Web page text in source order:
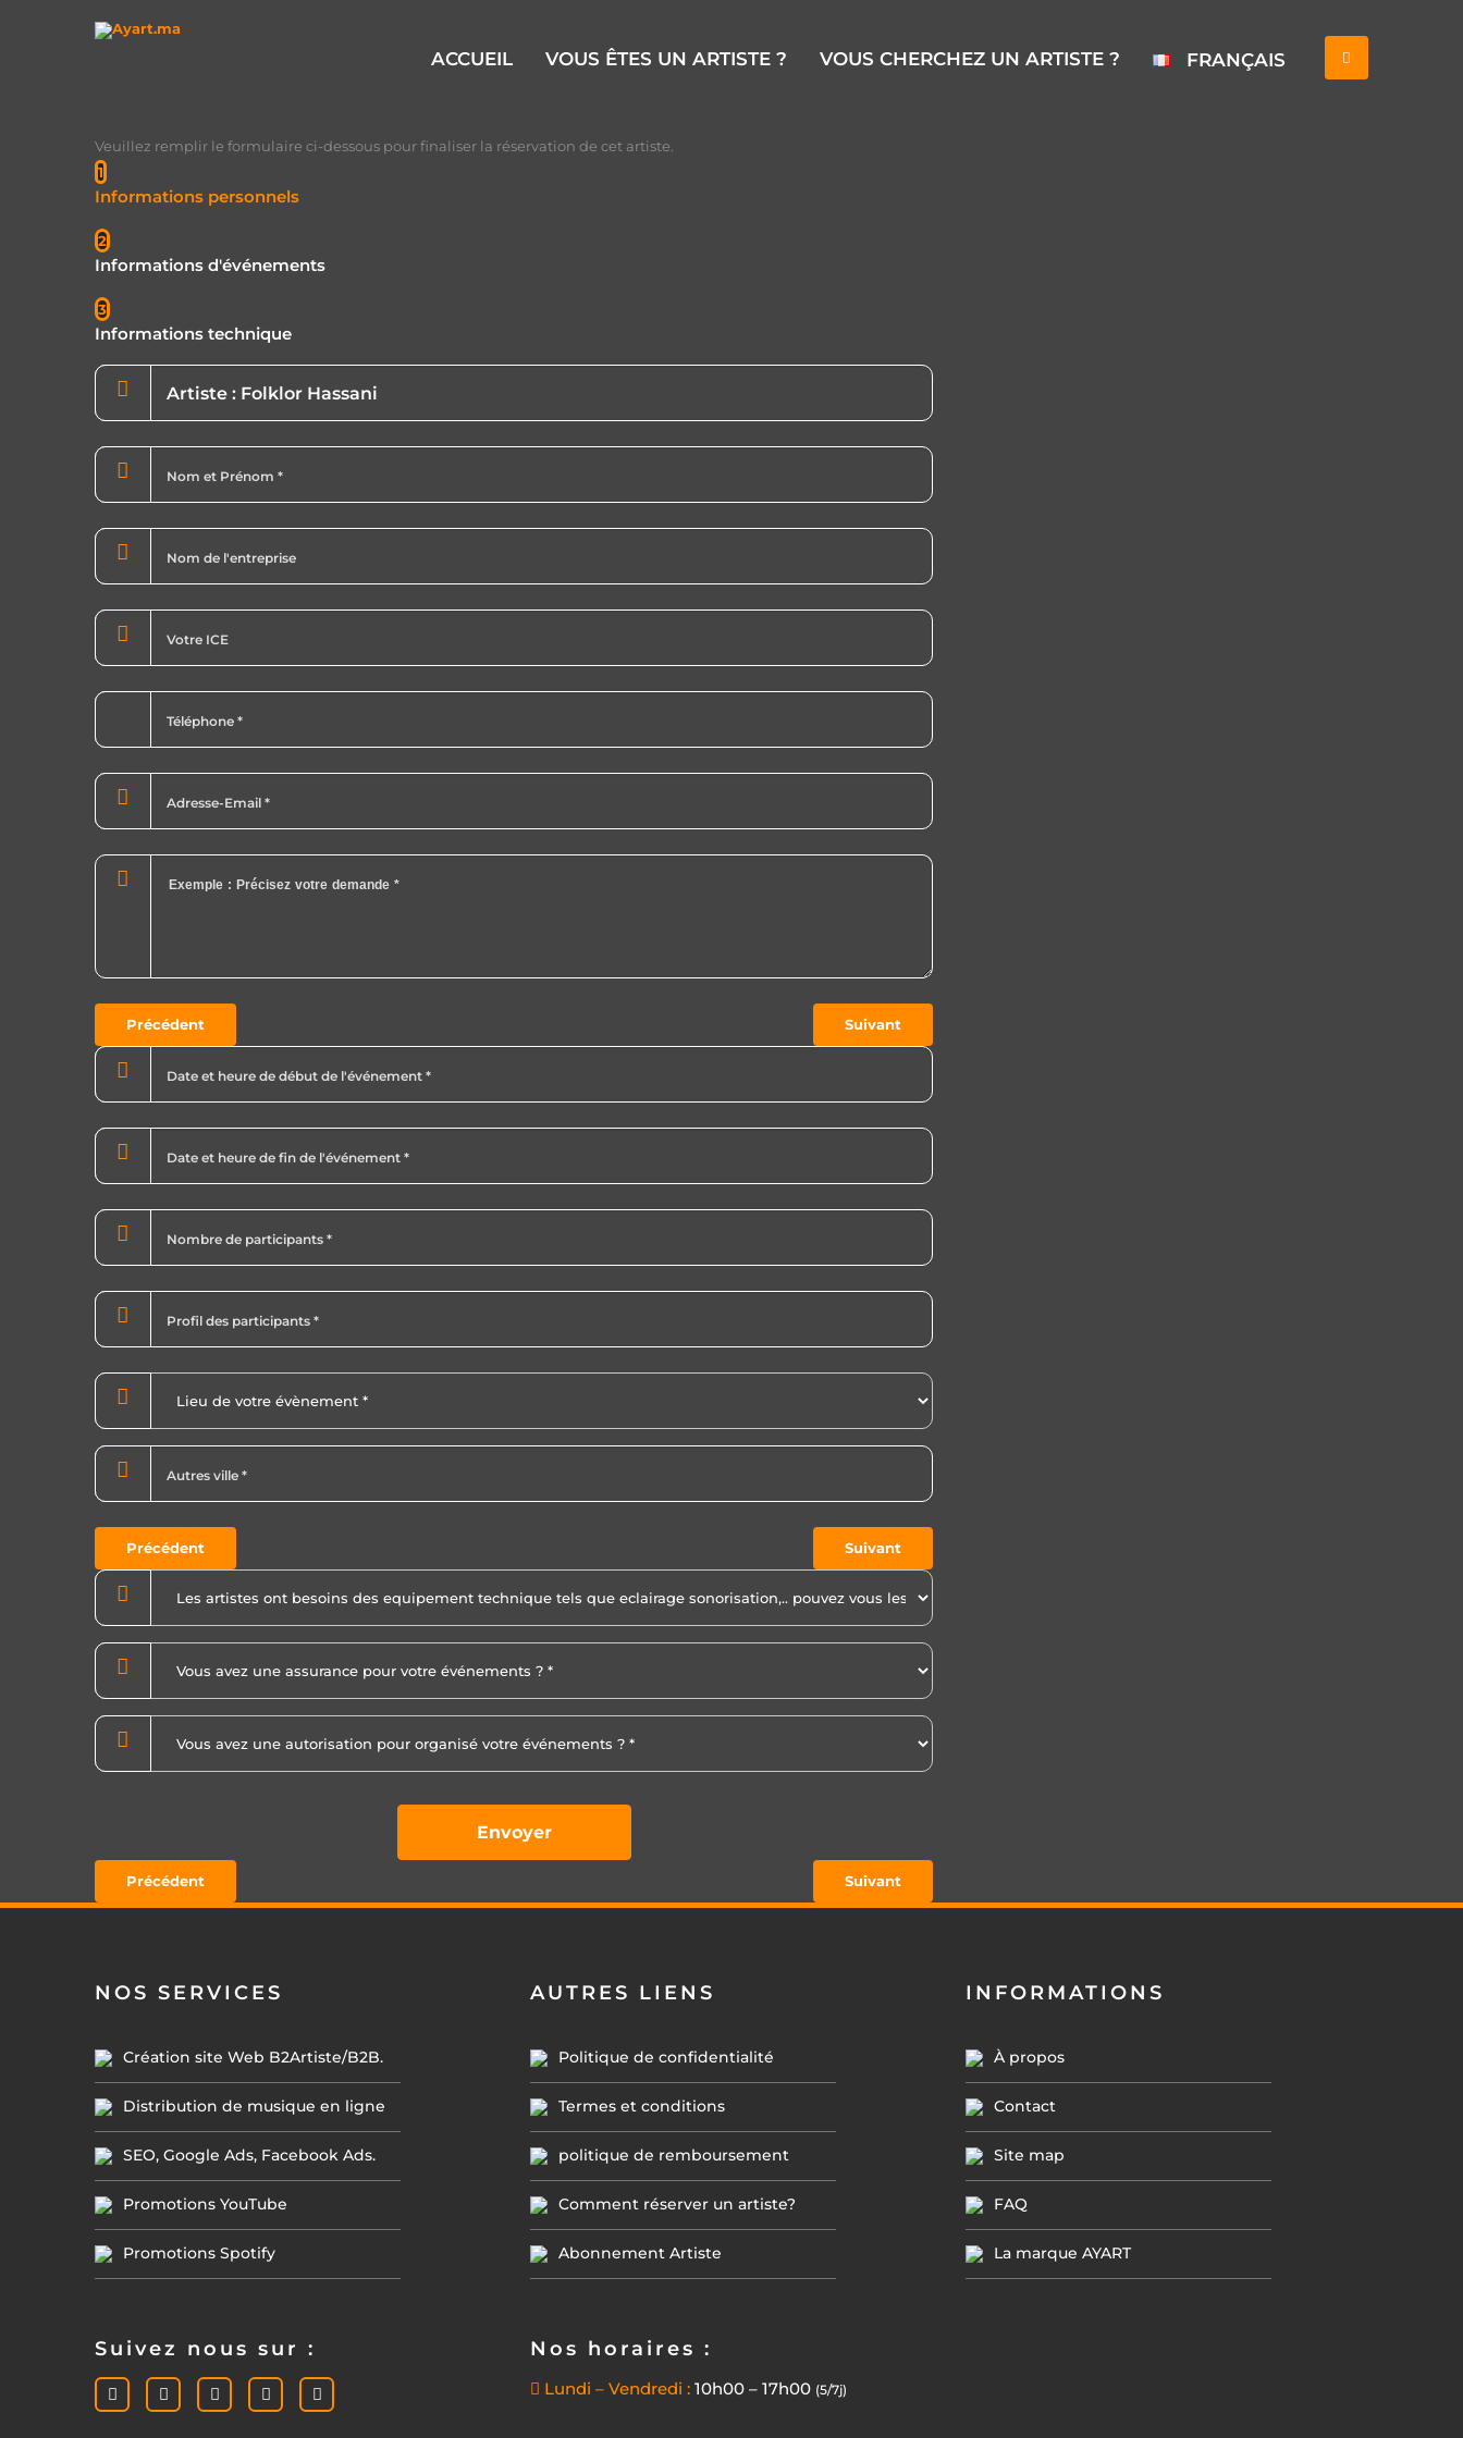
ACCUEIL VOUS ÊTES UN ARTISTE ? VOUS CHERCHEZ UN ARTISTE ? FRANÇAIS
Accueil
Veuillez remplir le formulaire ci-dessous pour finaliser la réservation de cet artiste.
1
Informations personnels
2
Informations d'événements
3
Informations technique
Précédent Suivant
Précédent Suivant
Envoyer
Précédent Suivant
NOS SERVICES
Création site Web B2Artiste/B2B.
Distribution de musique en ligne
SEO, Google Ads, Facebook Ads.
Promotions YouTube
Promotions Spotify
AUTRES LIENS
Politique de confidentialité
Termes et conditions
politique de remboursement
Comment réserver un artiste?
Abonnement Artiste
INFORMATIONS
À propos
Contact
Site map
FAQ
La marque AYART
Suivez nous sur : Nos horaires :
Lundi – Vendredi : 10h00 – 17h00 (5/7j)